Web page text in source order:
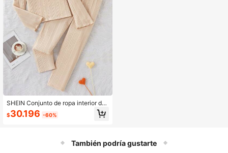
SHEIN Conjunto de ropa interior de
2 piezas con top de manga larga tér
mica de punto acanalado asimétric
$30.196 -60%
También podría gustarte